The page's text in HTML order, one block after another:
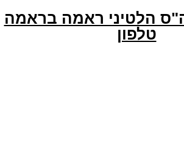
הלטיני ראמה בראמה
טלפון